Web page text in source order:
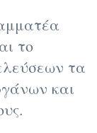
το
τα
και